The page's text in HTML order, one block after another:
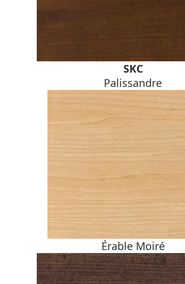
SKC
Palissandre
Érable Moiré